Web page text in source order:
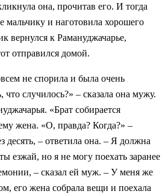
она, прочитав его. И тогда
мальчику и наготовила хорошего
вернулся к Рамануджачарье,
отправился домой.
не спорила и была очень
что случилось?» – сказала она мужу.
«Брат собирается
жена. «О, правда? Когда?» –
десять, – ответила она. – Я должна
езжай, но я не могу поехать заранее
– сказал ей муж. – У меня же
его жена собрала вещи и поехала